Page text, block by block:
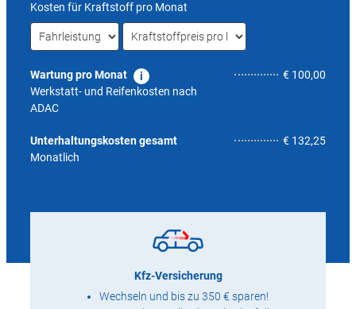
Kosten für Kraftstoff pro Monat
Wartung pro Monat
Werkstatt- und Reifenkosten nach
ADAC
€ 100,00
Unterhaltungskosten gesamt
Monatlich
€ 132,256,1
Kfz-Versicherung
Wechseln und bis zu 350 € sparen!